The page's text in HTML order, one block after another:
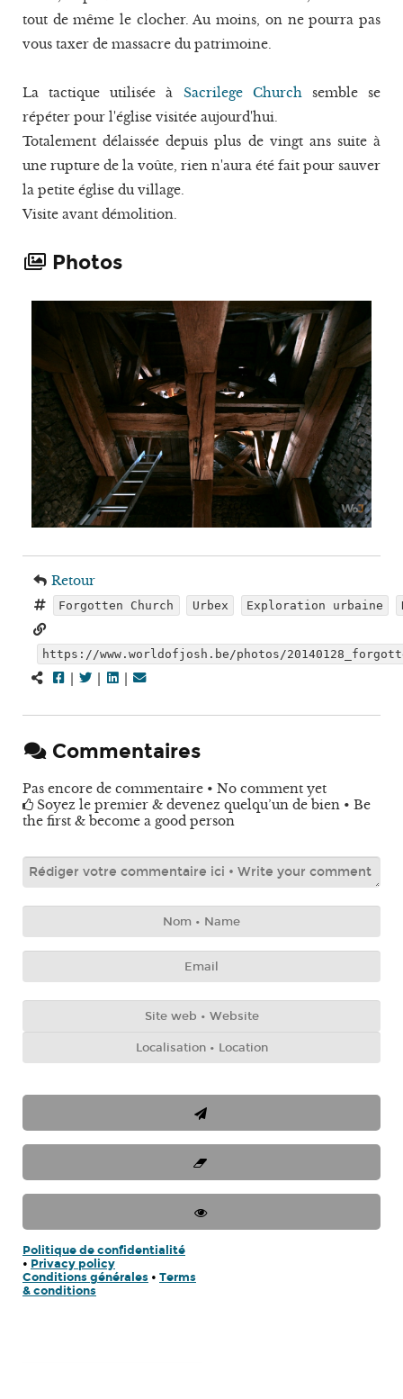
tout de même le clocher. Au moins, on ne pourra pas
vous taxer de massacre du patrimoine.
La tactique utilisée à Sacrilege Churchsemble se
répéter pour l'église visitée aujourd'hui.
Totalement délaissée depuis plus de vingt ans suite à
une rupture de la voûte, rien n'aura été fait pour sauver
la petite église du village.
Visite avant démolition.
Photos
Retour
Forgotten Church Urbex Exploration urbaine
https://www.worldofjosh.be/photos/
| | |
Commentaires
Pas encore de commentaire • No comment yet
Soyez le premier & devenez quelqu’un de bien • Be
the first & become a good person
Politique de confidentialité
• Privacy policy
Conditions générales • Terms
& conditions